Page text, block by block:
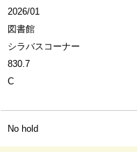
2026/01
図書館
シラバスコーナー
830.7
C
No hold